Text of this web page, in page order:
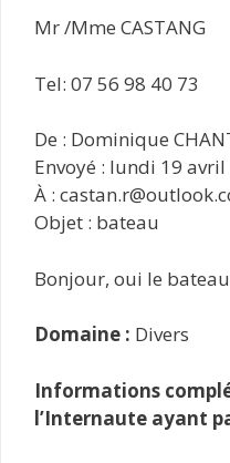
Mr /Mme CASTANG
Tel: 07 56 98 40 73
De : Dominique
Envoyé : lundi 19
À :
Objet : bateau
Bonjour, oui le
Domaine : Divers
Informations
l’Internaute ayant